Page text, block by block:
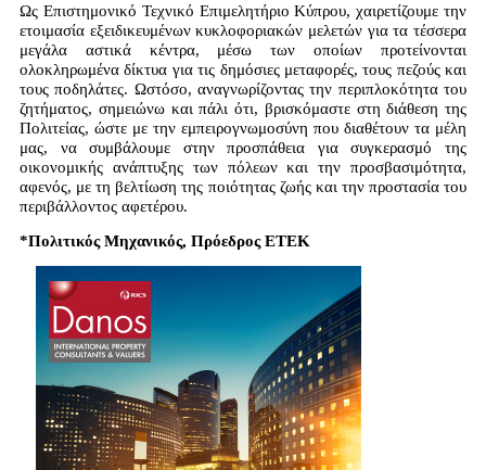
Ως Επιστημονικό Τεχνικό Επιμελητήριο Κύπρου, χαιρετίζουμε την
ετοιμασία εξειδικευμένων κυκλοφοριακών μελετών για τα τέσσερα
μεγάλα αστικά κέντρα, μέσω των οποίων προτείνονται
ολοκληρωμένα δίκτυα για τις δημόσιες μεταφορές, τους πεζούς και
τους ποδηλάτες. Ωστόσο, αναγνωρίζοντας την περιπλοκότητα του
ζητήματος, σημειώνω και πάλι ότι, βρισκόμαστε στη διάθεση της
Πολιτείας, ώστε με την εμπειρογνωμοσύνη που διαθέτουν τα μέλη
μας, να συμβάλουμε στην προσπάθεια για συγκερασμό της
οικονομικής ανάπτυξης των πόλεων και την προσβασιμότητα,
αφενός, με τη βελτίωση της ποιότητας ζωής και την προστασία του
περιβάλλοντος αφετέρου.
*Πολιτικός Μηχανικός, Πρόεδρος ΕΤΕΚ